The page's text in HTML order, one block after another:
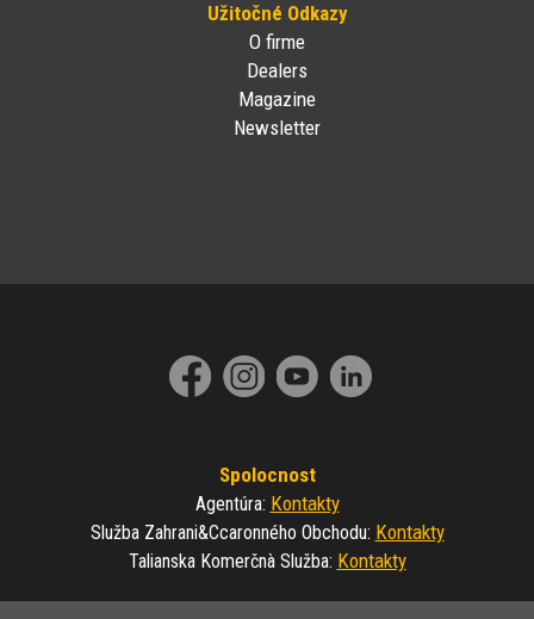
Užitočné Odkazy
O firme
Dealers
Magazine
Newsletter
Spolocnost
Agentúra: Kontakty
Služba Zahrani&ccaronného Obchodu: Kontakty
Talianska Komerčnà Služba: Kontakty